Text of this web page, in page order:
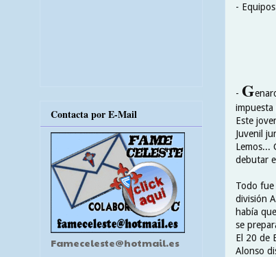
-
- G
impuesta
Este
Juvenil
Lemos...
debutar
Todo fue
división
había
se
El 20 de
Alonso
Contacta por E-Mail
Fameceleste@hotmail.es